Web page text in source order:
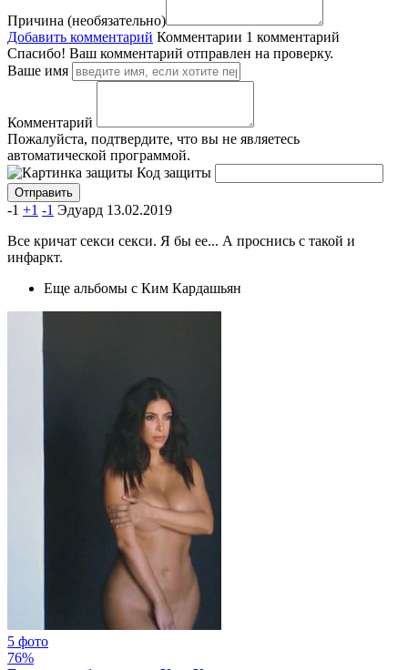
Причина (необязательно)
Добавить комментарий Комментарии 1 комментарий
Спасибо! Ваш комментарий отправлен на проверку.
Ваше имя
Комментарий
Пожалуйста, подтвердите, что вы не являетесь
автоматической программой.
Код защиты
-1 +1 -1 Эдуард 13.02.2019
Все кричат секси секси. Я бы ее... А проснись с такой и
инфаркт.
Еще альбомы с Ким Кардашьян
5 фото
76%